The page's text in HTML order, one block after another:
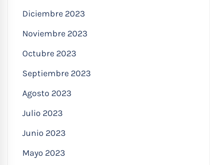
Diciembre 2023
Noviembre 2023
Octubre 2023
Septiembre 2023
Agosto 2023
Julio 2023
Junio 2023
Mayo 2023